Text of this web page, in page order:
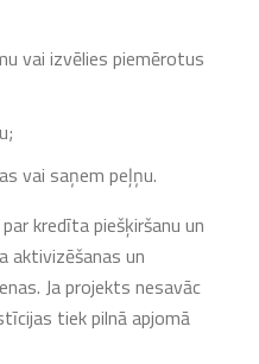
vai izvēlies piemērotus
vai saņem peļņu.
kredīta piešķiršanu un
aktivizēšanas un
Ja projekts nesavāc
tiek pilnā apjomā